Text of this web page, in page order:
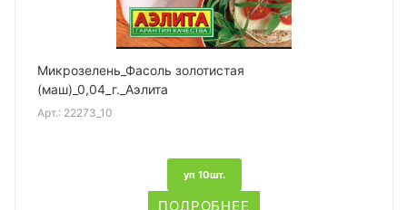
Микрозелень_Фасоль золотистая
(маш)_0,04_г._Аэлита
Арт.: 22273_10
уп 10шт.
ПОДРОБНЕЕ